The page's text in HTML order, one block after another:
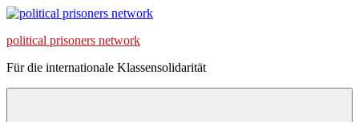
Zum
springen
political prisoners network
Für die internationale Klassensolidarität